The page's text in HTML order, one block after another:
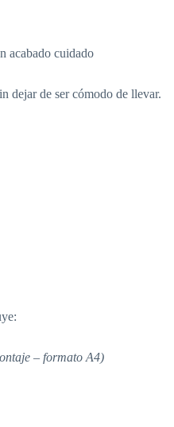
acabado cuidado
dejar de ser cómodo de llevar.
– formato A4)